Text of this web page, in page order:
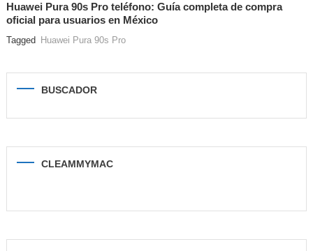
Huawei Pura 90s Pro teléfono: Guía completa de compra
oficial para usuarios en México
Tagged Huawei Pura 90s Pro
BUSCADOR
CLEAMMYMAC